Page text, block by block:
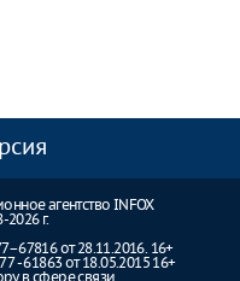
агентство INFOX
г.
от 28.11.2016. 16+
- 61863 от 18.05.2015 16+
в сфере связи,